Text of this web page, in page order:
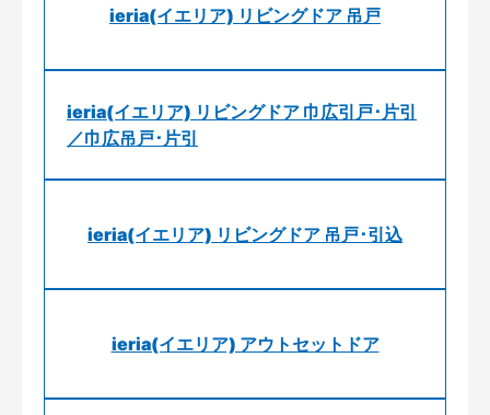
ieria(イエリア) リビングドア 吊戸
ieria(イエリア) リビングドア 巾広引戸･片引
／巾広吊戸･片引
ieria(イエリア) リビングドア 吊戸･引込
ieria(イエリア) アウトセットドア